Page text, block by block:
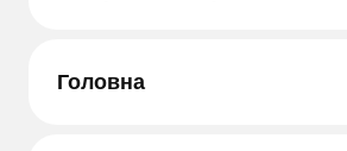
Головна